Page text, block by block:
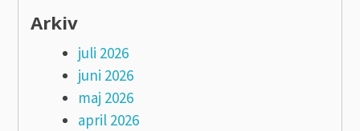
Arkiv
juli 2026
juni 2026
maj 2026
april 2026